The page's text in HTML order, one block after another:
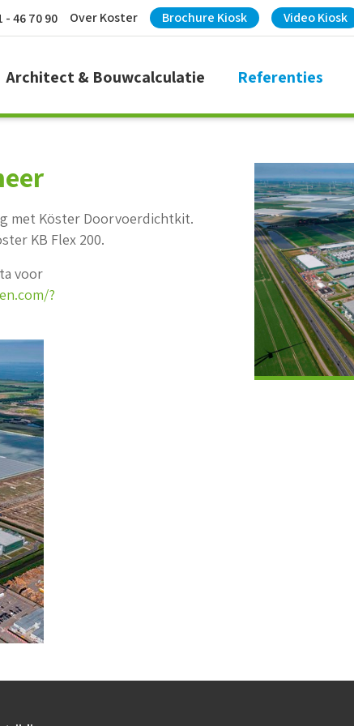
- 46 70 90 Over Koster Brochure Kiosk Video Kiosk
Architect & Bouwcalculatie Referenties
met Köster Doorvoerdichtkit.
KB Flex 200.
voor
?